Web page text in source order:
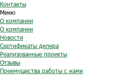
Контакты
Меню
О компании
О компании
Новости
Сертификаты дилера
Реализованные проекты
Отзывы
Преимущества работы с нами